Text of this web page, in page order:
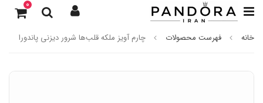
0
خانه فهرست محصولات چارم آویز ملکه قلب‌ها شرور دیزنی پاندورا